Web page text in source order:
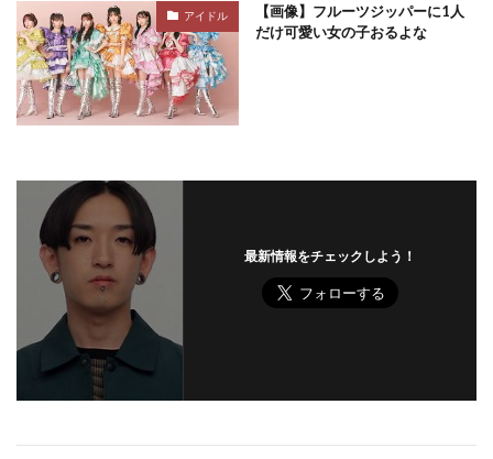
アイドル
【画像】フルーツジッパーに1人
だけ可愛い女の子おるよな
最新情報をチェックしよう！